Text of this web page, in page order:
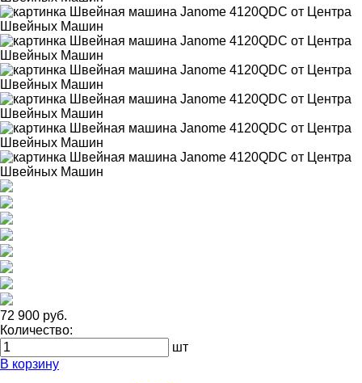
72 900 руб.
Количество:
шт
В корзину